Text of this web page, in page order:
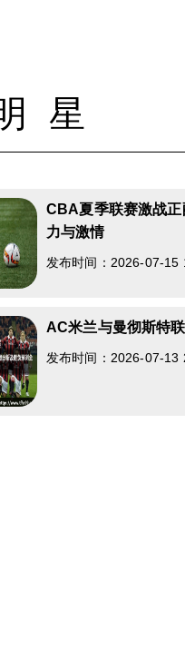
星
CBA夏季联赛激战
力与激情
发布时间：2026-07-15
AC米兰与曼彻斯特
发布时间：2026-07-13